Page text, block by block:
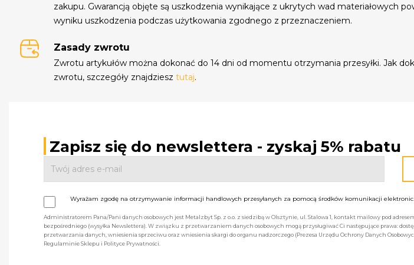
zakupu. Gwarancją objęte są uszkodzenia wynikające z ukrytych wad materiałowych
wyniku uszkodzenia podczas użytkowania zgodnego z przeznaczeniem.
Zasady zwrotu
Zwrotu artykułów można dokonać do 14 dni od momentu otrzymania przesyłki. Jak
zwrotu, szczegóły znajdziesztutaj.
Zapisz się do newslettera - zyskaj 5% rabatu
Wyrażam zgodę na otrzymywanie informacji handlowych przesyłanych za pomocą środków komunikacji
Administratorem Pana/Pani danych osobowych jest Metalzbyt Sp. z o.o. z siedzibą w Olsztynie, ul. Stalowa 1, kontakt mailowy pod
bezpośredniego (wysyłka Newslettera). W związku z przetwarzaniem danych osobowych mogą przysługiwać Ci następujące prawa:
przetwarzania danych, wniesienia sprzeciwu oraz wniesienia skargi do organu nadzorczego (Prezesa Urzędu Ochrony Danych
Regulaminie Sklepu i Polityce Prywatności.